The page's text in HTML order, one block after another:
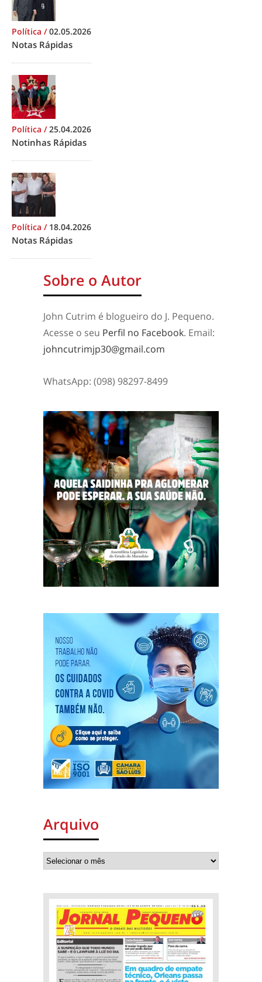
Política /02.05.2026
Notas Rápidas
Política /25.04.2026
Notinhas Rápidas
Política / 18.04.2026
Notas Rápidas
Sobre o Autor
John Cutrim é blogueiro do J. Pequeno.
Acesse o seu Perfil no Facebook. Email:
johncutrimjp30@gmail.com
WhatsApp: (098) 98297-8499
Arquivo